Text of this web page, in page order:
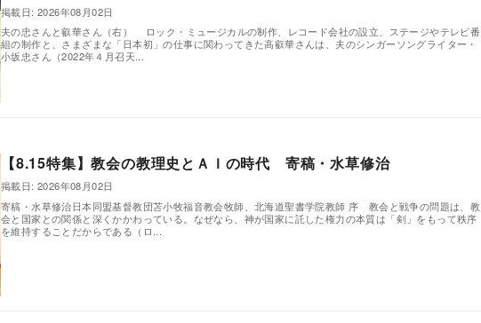
掲載日: 2026年08月02日
夫の忠さんと叡華さん（右） ロック・ミュージカルの制作、レコード会社の設立、ステージやテレビ番
組の制作と、さまざまな「日本初」の仕事に関わってきた高叡華さんは、夫のシンガーソングライター・
小坂忠さん（2022年４月召天...
【8.15特集】教会の教理史とＡＩの時代 寄稿・水草修治
掲載日: 2026年08月02日
寄稿・水草修治日本同盟基督教団苫小牧福音教会牧師、北海道聖書学院教師 序 教会と戦争の問題は、教
会と国家との関係と深くかかわっている。なぜなら、神が国家に託した権力の本質は「剣」をもって秩序
を維持することだからである（ロ...